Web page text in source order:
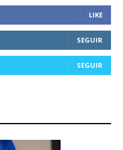
LIKE
SEGUIR
SEGUIR